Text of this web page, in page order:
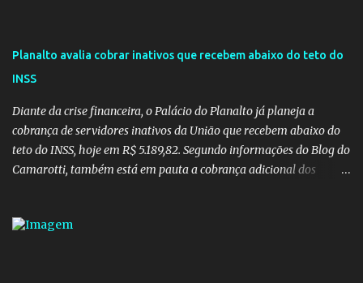
Planalto avalia cobrar inativos que recebem abaixo do teto do
INSS
Diante da crise financeira, o Palácio do Planalto já planeja a
cobrança de servidores inativos da União que recebem abaixo do
teto do INSS, hoje em R$ 5.189,82. Segundo informações do Blog do
Camarotti, também está em pauta a cobrança adicional dos
aumentar o percentual de recolhimento para 14%. De acordo com